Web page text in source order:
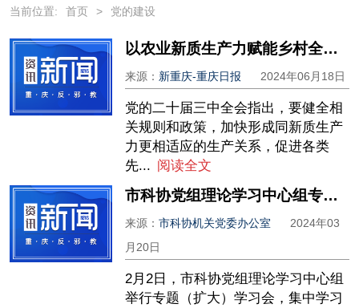
当前位置: 首页 > 党的建设
以农业新质生产力赋能乡村全面振兴
来源： 新重庆-重庆日报 2024年06月18日
党的二十届三中全会指出，要健全相
关规则和政策，加快形成同新质生产
力更相适应的生产关系，促进各类
先... 阅读全文
市科协党组理论学习中心组专题学习习近平总书记关于党的建设的重要思想
来源：市科协机关党委办公室
2024年03
月20日
2月2日，市科协党组理论学习中心组
举行专题（扩大）学习会，集中学习